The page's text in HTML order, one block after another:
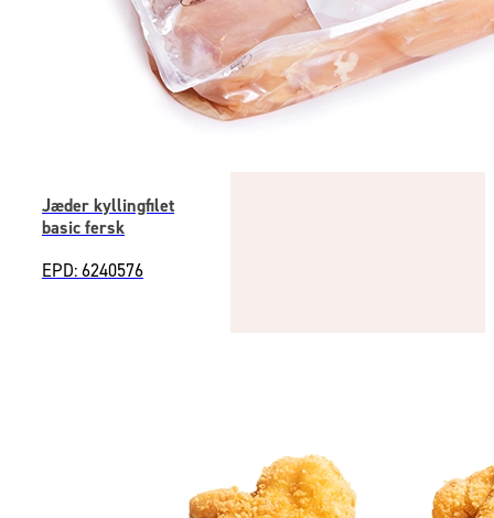
Jæder kyllingfilet
basic fersk
EPD: 6240576